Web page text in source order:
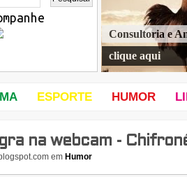
Consultoria e
clique aqui
ESPORTE HUMOR
na webcam -
em Humor